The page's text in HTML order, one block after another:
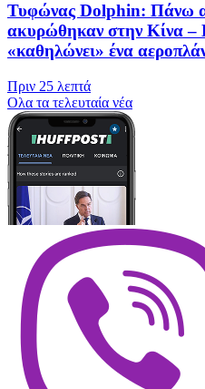
Τυφώνας Dolphin: Πάνω
ακυρώθηκαν στην Κίνα –
«καθηλώνει» ένα
Πριν 25 λεπτά
Oλα τα τελευταία νέα